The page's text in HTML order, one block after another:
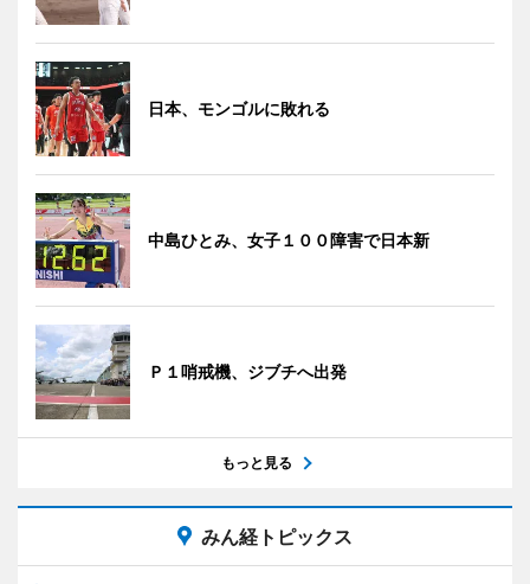
日本、モンゴルに敗れる
中島ひとみ、女子１００障害で日本新
Ｐ１哨戒機、ジブチへ出発
もっと見る
みん経トピックス